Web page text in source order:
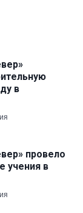
в
провело
учения в